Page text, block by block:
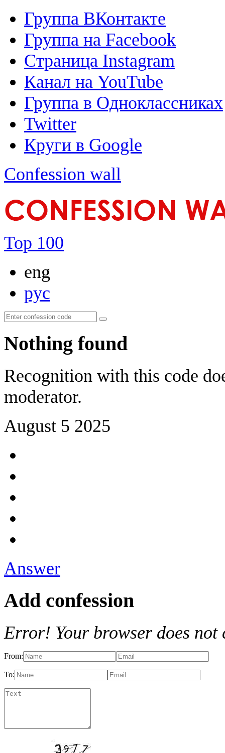
Группа ВКонтакте
Группа на Facebook
Страница Instagram
Канал на YouTube
Группа в Одноклассниках
Twitter
Круги в Google
Confession wall
Top 100
eng
рус
Nothing found
Recognition with this code
moderator.
August 5 2025
Answer
Add confession
Error! Your browser does not
From:
To: